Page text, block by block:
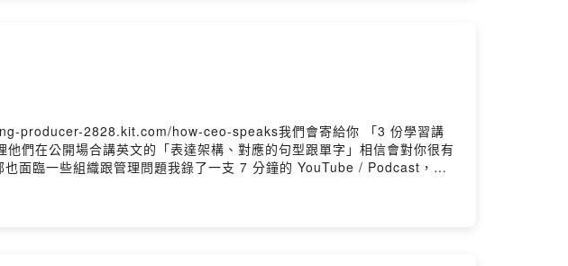
producer-2828.kit.com/how-ceo-speaks我們會寄給你 「3 份學習講
們在公開場合講英文的「表達架構、對應的句型跟單字」相信會對你很有
面臨一些組織跟管理問題我錄了一支 7 分鐘的 YouTube / Podcast，讓
user/cl15qy9w501kp0hzq205y95um/commentsPowered